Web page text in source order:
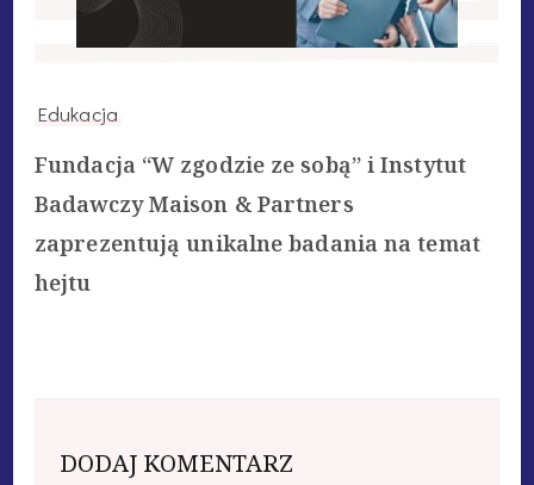
Edukacja
Fundacja “W zgodzie ze sobą” i Instytut
Badawczy Maison & Partners
zaprezentują unikalne badania na temat
hejtu
DODAJ KOMENTARZ